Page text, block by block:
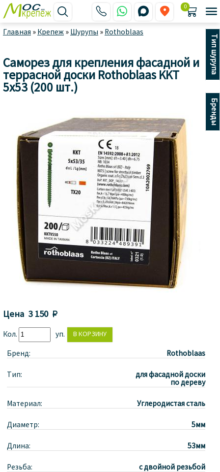
    
0 
Главная » Крепеж » Шурупы » Rothoblaas
Тип шурупа
Бренды
Саморез для крепления фасадной и
террасной доски Rothoblaas KKT
5x53 (200 шт.)
Цена 3 150 
Кол. уп.
Бренд: Rothoblaas
Тип:
для фасадной доски
по дереву
Материал: Углеродистая сталь
Диаметр: 5мм
Длина: 53мм
Резьба: с двойной резьбой